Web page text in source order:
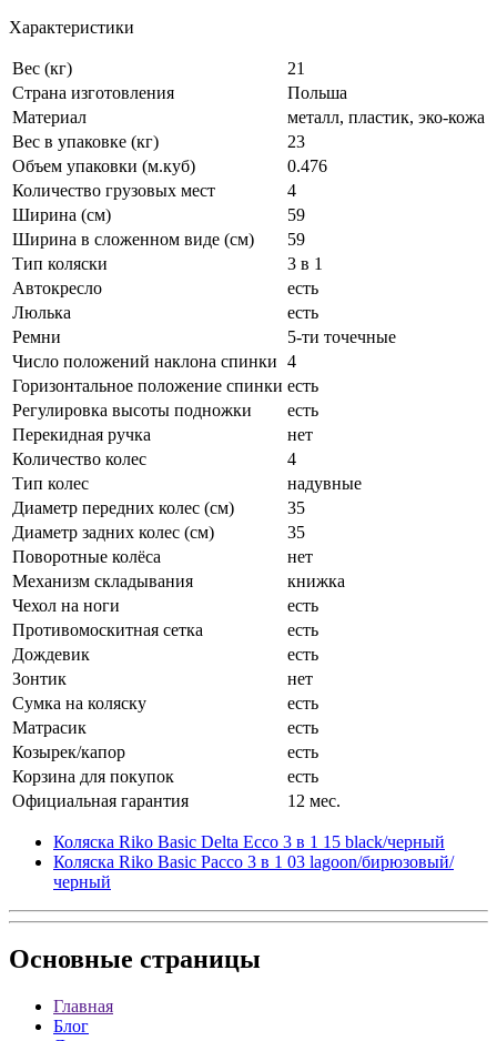
Характеристики
Вес (кг)
21
Страна изготовления
Польша
Материал
металл, пластик, эко-кожа
Вес в упаковке (кг)
23
Объем упаковки (м.куб)
0.476
Количество грузовых мест
4
Ширина (см)
59
Ширина в сложенном виде (см)
59
Тип коляски
3 в 1
Автокресло
есть
Люлька
есть
Ремни
5-ти точечные
Число положений наклона спинки 4
Горизонтальное положение спинки есть
Регулировка высоты подножки
есть
Перекидная ручка
нет
Количество колес
4
Тип колес
надувные
Диаметр передних колес (см)
35
Диаметр задних колес (см)
35
Поворотные колёса
нет
Механизм складывания
книжка
Чехол на ноги
есть
Противомоскитная сетка
есть
Дождевик
есть
Зонтик
нет
Сумка на коляску
есть
Матрасик
есть
Козырек/капор
есть
Корзина для покупок
есть
Официальная гарантия
12 мес.
Коляска Riko Basic Delta Ecco 3 в 1 15 black/черный
Коляска Riko Basic Pacco 3 в 1 03 lagoon/бирюзовый/
черный
Основные страницы
Главная
Блог